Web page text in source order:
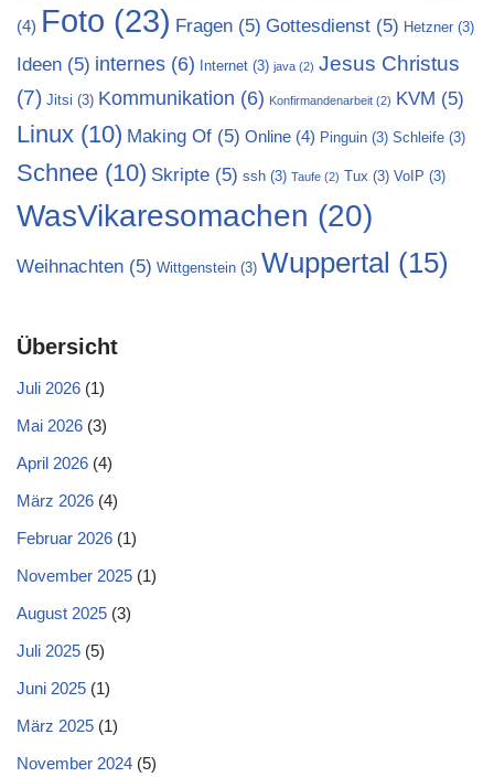
(4) Foto (23) Fragen (5) Gottesdienst (5) Hetzner (3)
Ideen (5) internes (6) Internet (3) java (2) Jesus Christus
(7) Jitsi (3) Kommunikation (6) Konfirmandenarbeit (2) KVM (5)
Linux (10) Making Of (5) Online (4) Pinguin (3) Schleife (3)
Schnee (10) Skripte (5) ssh (3) Taufe (2) Tux (3) VoIP (3)
WasVikaresomachen (20)
Weihnachten (5) Wittgenstein (3) Wuppertal (15)
Übersicht
Juli 2026 (1)
Mai 2026 (3)
April 2026 (4)
März 2026 (4)
Februar 2026 (1)
November 2025 (1)
August 2025 (3)
Juli 2025 (5)
Juni 2025 (1)
März 2025 (1)
November 2024 (5)